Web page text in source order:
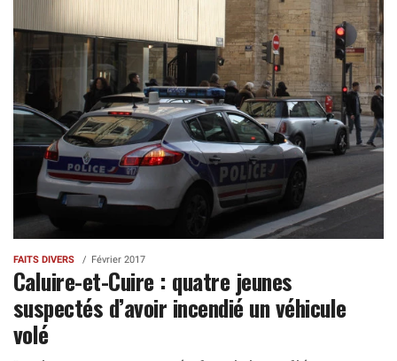
FAITS DIVERS Février 2017
Caluire-et-Cuire : quatre jeunes
suspectés d’avoir incendié un véhicule
volé